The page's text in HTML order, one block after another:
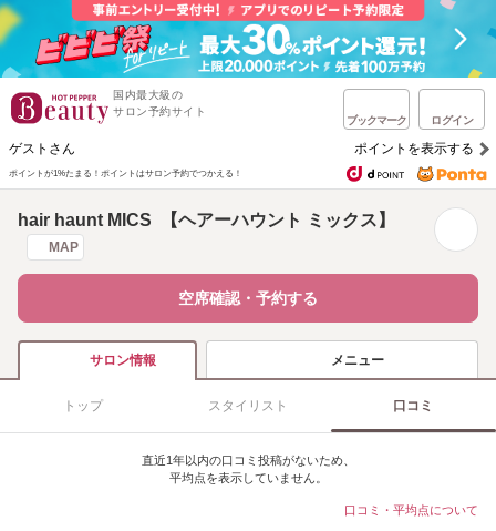
国内最大級の
サロン予約サイト
ブックマーク ログイン
ゲストさん ポイントを表示する
ポイントが1%たまる！ ポイントはサロン予約でつかえる！
hair haunt MICS 【ヘアーハウント ミックス】
MAP
空席確認・予約する
サロン情報 メニュー
トップ スタイリスト 口コミ
直近1年以内の口コミ投稿がないため、
平均点を表示していません。
口コミ・平均点について